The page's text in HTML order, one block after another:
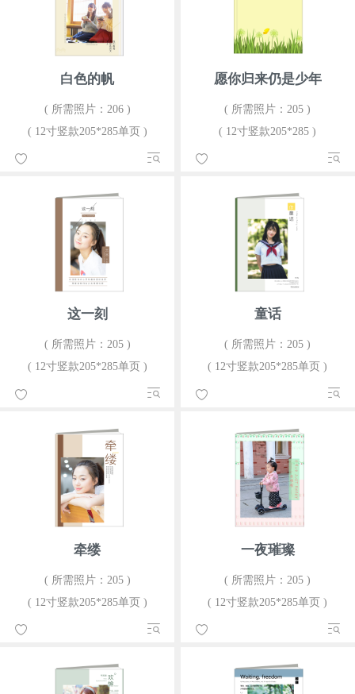
白色的帆
( 所需照片：206 )
( 12寸竖款205*285单页 )
愿你归来仍是少年
( 所需照片：205 )
( 12寸竖款205*285 )
这一刻
( 所需照片：205 )
( 12寸竖款205*285单页 )
童话
( 所需照片：205 )
( 12寸竖款205*285单页 )
牵缕
( 所需照片：205 )
( 12寸竖款205*285单页 )
一夜璀璨
( 所需照片：205 )
( 12寸竖款205*285单页 )